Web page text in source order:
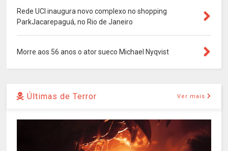
Rede UCI inaugura novo complexo no shopping
ParkJacarepaguá, no Rio de Janeiro
Morre aos 56 anos o ator sueco Michael Nyqvist
Últimas de Terror Ver mais